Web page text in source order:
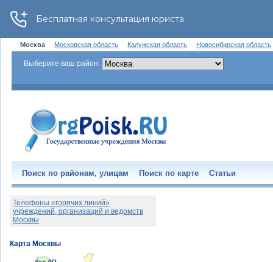
Москва Московская область Калужская область Новосибирская область
Выберите ваш район:
Поиск по районам, улицам Поиск по карте Статьи
Телефоны «горячих линий»
учреждений, организаций и ведомств
Москвы